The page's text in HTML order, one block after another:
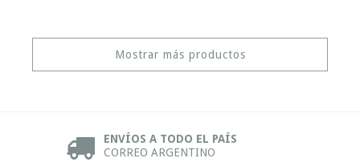
Mostrar más productos
ENVÍOS A TODO EL PAÍS
CORREO ARGENTINO